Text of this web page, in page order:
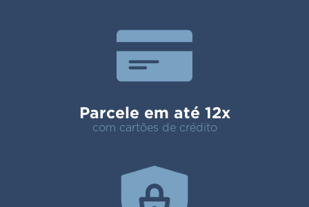
Parcele em até 12x
com cartões de crédito